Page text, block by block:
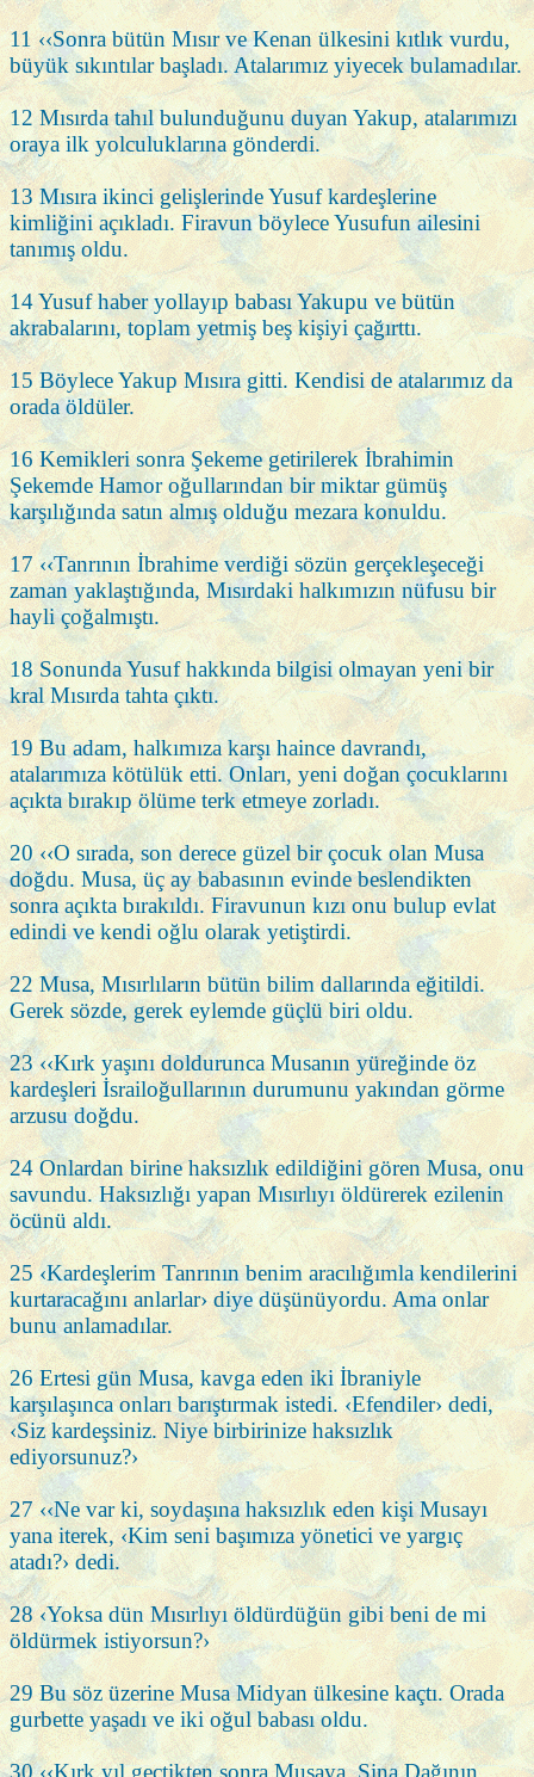
11 ‹‹Sonra bütün Mısır ve Kenan ülkesini kıtlık vurdu,
büyük sıkıntılar başladı. Atalarımız yiyecek bulamadılar.
12 Mısırda tahıl bulunduğunu duyan Yakup, atalarımızı
oraya ilk yolculuklarına gönderdi.
13 Mısıra ikinci gelişlerinde Yusuf kardeşlerine
kimliğini açıkladı. Firavun böylece Yusufun ailesini
tanımış oldu.
14 Yusuf haber yollayıp babası Yakupu ve bütün
akrabalarını, toplam yetmiş beş kişiyi çağırttı.
15 Böylece Yakup Mısıra gitti. Kendisi de atalarımız da
orada öldüler.
16 Kemikleri sonra Şekeme getirilerek İbrahimin
Şekemde Hamor oğullarından bir miktar gümüş
karşılığında satın almış olduğu mezara konuldu.
17 ‹‹Tanrının İbrahime verdiği sözün gerçekleşeceği
zaman yaklaştığında, Mısırdaki halkımızın nüfusu bir
hayli çoğalmıştı.
18 Sonunda Yusuf hakkında bilgisi olmayan yeni bir
kral Mısırda tahta çıktı.
19 Bu adam, halkımıza karşı haince davrandı,
atalarımıza kötülük etti. Onları, yeni doğan çocuklarını
açıkta bırakıp ölüme terk etmeye zorladı.
20 ‹‹O sırada, son derece güzel bir çocuk olan Musa
doğdu. Musa, üç ay babasının evinde beslendikten
sonra açıkta bırakıldı. Firavunun kızı onu bulup evlat
edindi ve kendi oğlu olarak yetiştirdi.
22 Musa, Mısırlıların bütün bilim dallarında eğitildi.
Gerek sözde, gerek eylemde güçlü biri oldu.
23 ‹‹Kırk yaşını doldurunca Musanın yüreğinde öz
kardeşleri İsrailoğullarının durumunu yakından görme
arzusu doğdu.
24 Onlardan birine haksızlık edildiğini gören Musa, onu
savundu. Haksızlığı yapan Mısırlıyı öldürerek ezilenin
öcünü aldı.
25 ‹Kardeşlerim Tanrının benim aracılığımla kendilerini
kurtaracağını anlarlar› diye düşünüyordu. Ama onlar
bunu anlamadılar.
26 Ertesi gün Musa, kavga eden iki İbraniyle
karşılaşınca onları barıştırmak istedi. ‹Efendiler› dedi,
‹Siz kardeşsiniz. Niye birbirinize haksızlık
ediyorsunuz?›
27 ‹‹Ne var ki, soydaşına haksızlık eden kişi Musayı
yana iterek, ‹Kim seni başımıza yönetici ve yargıç
atadı?› dedi.
28 ‹Yoksa dün Mısırlıyı öldürdüğün gibi beni de mi
öldürmek istiyorsun?›
29 Bu söz üzerine Musa Midyan ülkesine kaçtı. Orada
gurbette yaşadı ve iki oğul babası oldu.
30 ‹‹Kırk yıl geçtikten sonra Musaya, Sina Dağının